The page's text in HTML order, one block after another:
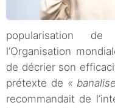
popularisation
l’Organisation
de décrier son
prétexte de «
recommandait de